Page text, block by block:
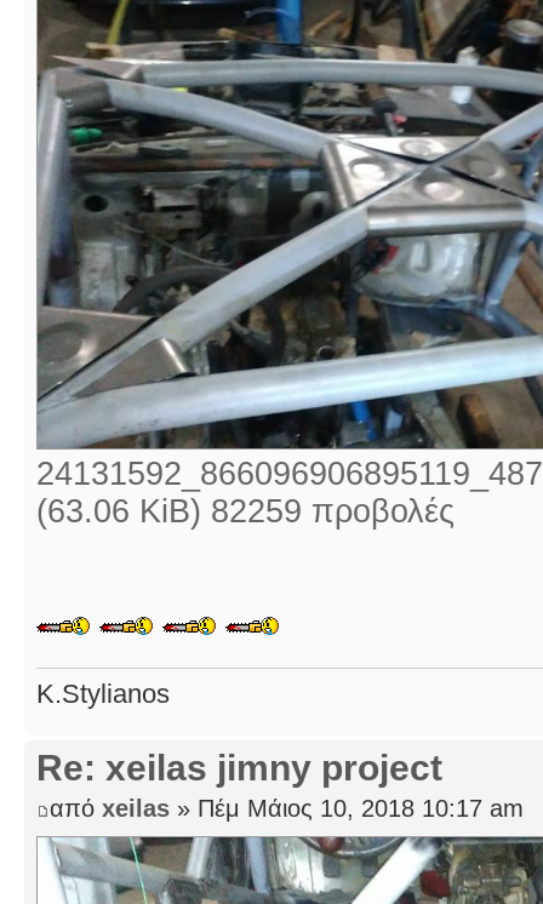
(63.06 KiB) 82259 προβολές
K.Stylianos
Re: xeilas jimny project
από xeilas » Πέμ Μάιος 10, 2018 10:17 am